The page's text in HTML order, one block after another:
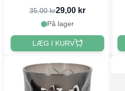
35,00 kr29,00 kr
På lager
LÆG I KURV